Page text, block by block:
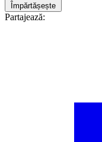
Împărtășește
Partajează: